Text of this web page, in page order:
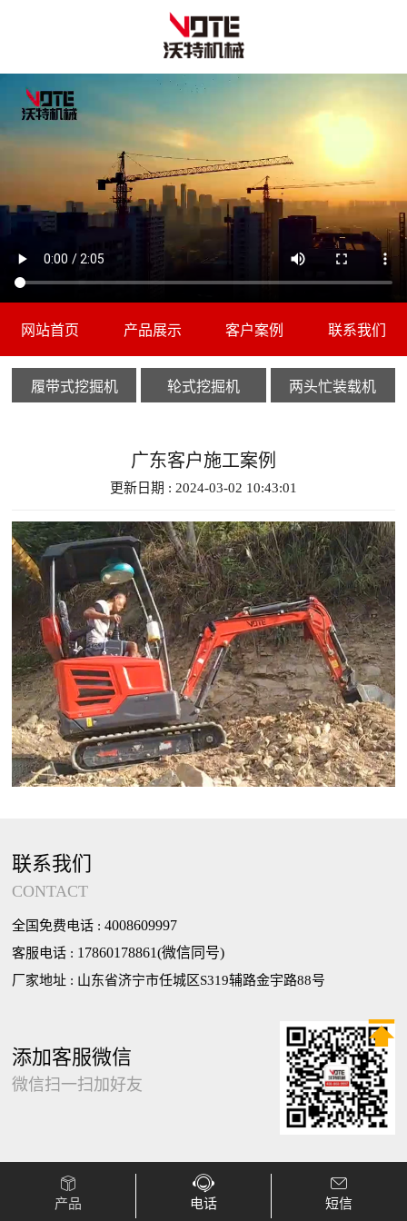
网站首页 产品展示 客户案例 联系我们
履带式挖掘机 轮式挖掘机 两头忙装载机
广东客户施工案例
更新日期 : 2024-03-02 10:43:01
联系我们
CONTACT
全国免费电话 :4008609997
客服电话 : 17860178861(微信同号)
厂家地址 : 山东省济宁市任城区S319辅路金宇路88号
添加客服微信
微信扫一扫加好友

产品

电话

短信
